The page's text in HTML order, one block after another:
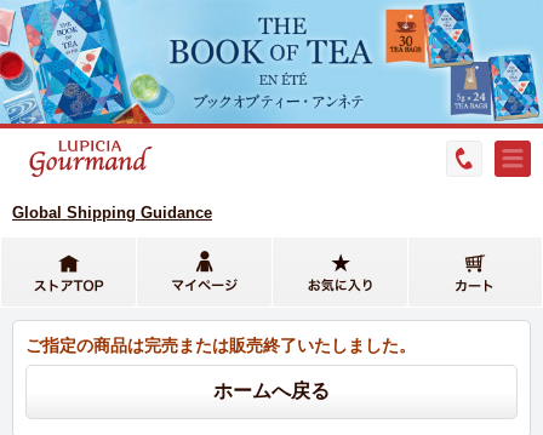
Global Shipping Guidance
ご指定の商品は完売または販売終了いたしました。